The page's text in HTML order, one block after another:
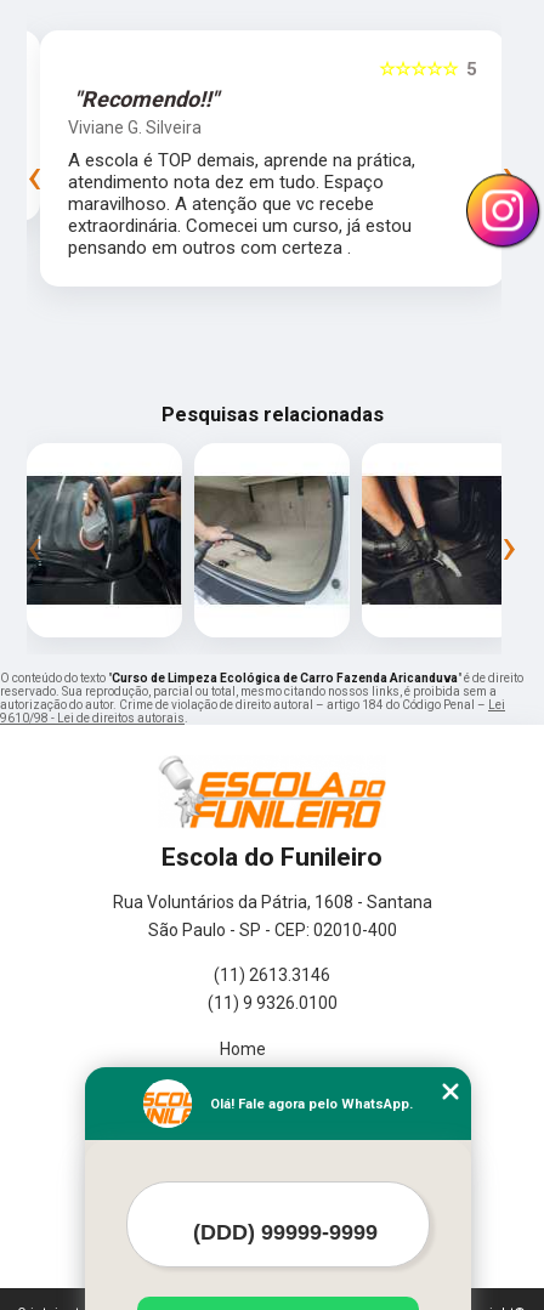
5
☆☆☆☆☆
"Recomendo!!"
Viviane G. Silveira
A escola é TOP demais, aprende na prática,
atendimento nota dez em tudo. Espaço
maravilhoso. A atenção que vc recebe
extraordinária. Comecei um curso, já estou
pensando em outros com certeza .
‹ ›
Pesquisas relacionadas
‹ ›
O conteúdo do texto "Curso de Limpeza Ecológica de Carro Fazenda Aricanduva" é de direito
reservado. Sua reprodução, parcial ou total, mesmo citando nossos links, é proibida sem a
autorização do autor. Crime de violação de direito autoral – artigo 184 do Código Penal –
Lei
9610/98 - Lei de direitos autorais
Escola do Funileiro
Rua Voluntários da Pátria, 1608 - Santana
São Paulo - SP - CEP: 02010-400
(11) 2613.3146
(11) 9 9326.0100
Home
Missão
Mapa do site
Olá! Fale agora pelo WhatsApp.